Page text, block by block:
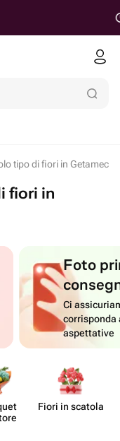
minuti
tipo di fiori in Getamech
fiori in
Foto
Ci
corrisponda
aspettative
Fiori in scatola